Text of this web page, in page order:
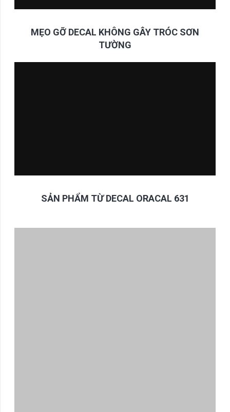
MẸO GỠ DECAL KHÔNG GÂY TRÓC SƠN
TƯỜNG
SẢN PHẨM TỪ DECAL ORACAL 631